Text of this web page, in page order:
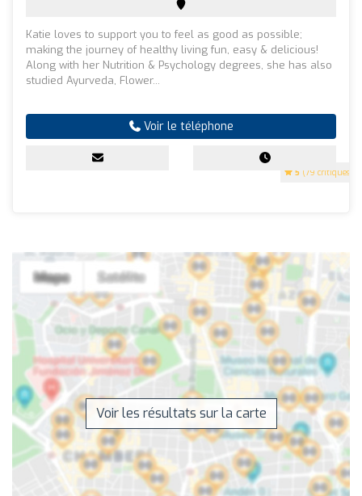
5 (79 critiques)
Katie loves to support you to feel as good as possible;
making the journey of healthy living fun, easy & delicious!
Along with her Nutrition & Psychology degrees, she has also
studied Ayurveda, Flower...
Voir le téléphone
Voir les résultats sur la carte